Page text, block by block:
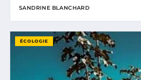
SANDRINE BLANCHARD
ÉCOLOGIE